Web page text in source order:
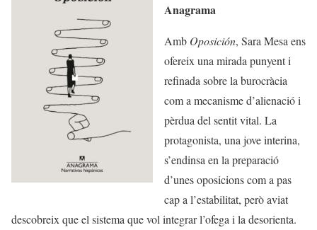
Anagrama
Amb Oposición, Sara Mesa ens
ofereix una mirada punyent i
refinada sobre la burocràcia
com a mecanisme d’alienació i
pèrdua del sentit vital. La
protagonista, una jove interina,
s’endinsa en la preparació
d’unes oposicions com a pas
cap a l’estabilitat, però aviat
descobreix que el sistema que vol integrar l’ofega i la desorienta.